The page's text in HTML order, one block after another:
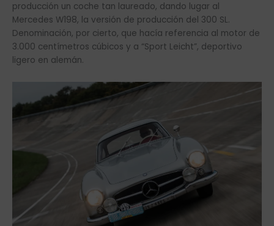
producción un coche tan laureado, dando lugar al
Mercedes W198, la versión de producción del 300 SL.
Denominación, por cierto, que hacía referencia al motor de
3.000 centímetros cúbicos y a “Sport Leicht”, deportivo
ligero en alemán.